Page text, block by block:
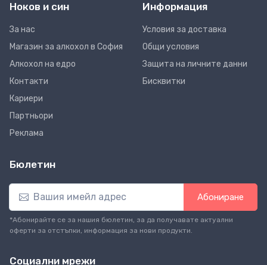
Ноков и син
За нас
Магазин за алкохол в София
Алкохол на едро
Контакти
Кариери
Партньори
Реклама
Информация
Условия за доставка
Общи условия
Защита на личните данни
Бисквитки
Бюлетин
Абониране
*Абонирайте се за нашия бюлетин, за да получавате актуални
оферти за отстъпки, информация за нови продукти.
Социални мрежи